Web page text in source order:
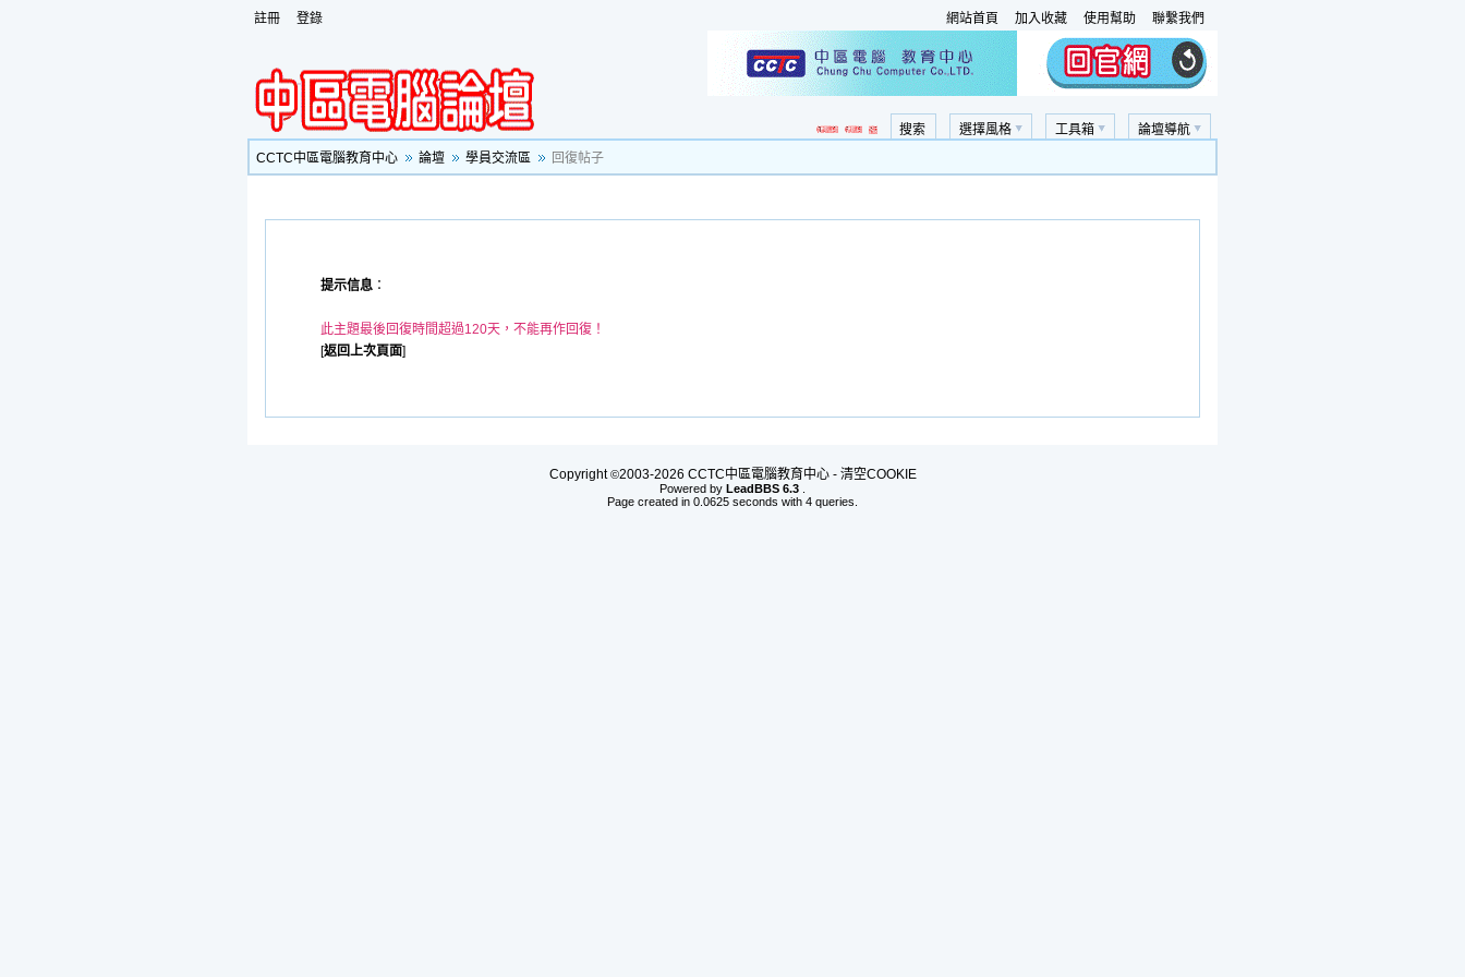
註冊 登錄 網站首頁 加入收藏 使用幫助 聯繫我們
論壇導航
工具箱
選擇風格
搜索
CCTC中區電腦教育中心
論壇 學員交流區 回復帖子
提示信息 ：
此主題最後回復時間超過120天，不能再作回復！
[返回上次頁面]
Copyright©2003-2026 CCTC中區電腦教育中心 - 清空COOKIE
Powered by LeadBBS 6.3
Page created in 0.0625 seconds with 4 queries.